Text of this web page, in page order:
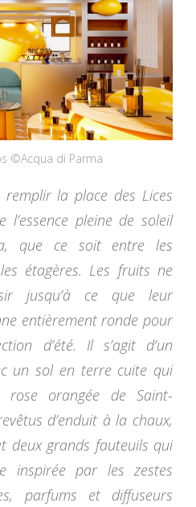
©Acqua di Parma
remplir la place des Lices
l’essence pleine de soleil
que ce soit entre les
étagères. Les fruits ne
jusqu’à ce que leur
entièrement ronde pour
d’été. Il s’agit d’un
un sol en terre cuite qui
orangée de Saint-
d’enduit à la chaux,
deux grands fauteuils qui
inspirée par les zestes
parfums et diffuseurs